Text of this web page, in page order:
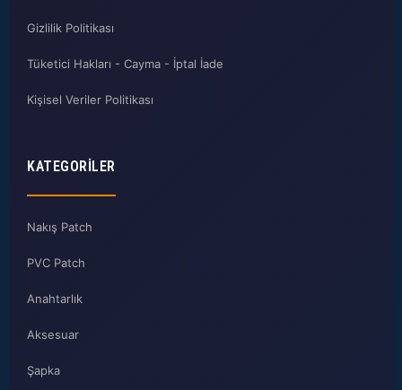
Gizlilik Politikası
Tüketici Hakları - Cayma - İptal İade
Kişisel Veriler Politikası
KATEGORILER
Nakış Patch
PVC Patch
Anahtarlık
Aksesuar
Şapka